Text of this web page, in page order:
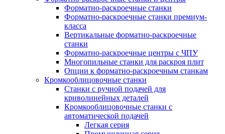
Форматно-раскроечные станки
Форматно-раскроечные станки премиум-
класса
Вертикальные форматно-раскроечные
станки
Форматно-раскроечные центры с ЧПУ
Многопильные станки для раскроя плит
Опции к форматно-раскроечным станкам
Кромкооблицовочные станки
Станки с ручной подачей для
криволинейных деталей
Кромкооблицовочные станки с
автоматической подачей
Легкая серия